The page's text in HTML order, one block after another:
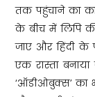
तक पहुंचाने का
के बीच में लिपि
जाए और हिंदी के
एक रास्ता
‘ऑडीओबुक्स’ का